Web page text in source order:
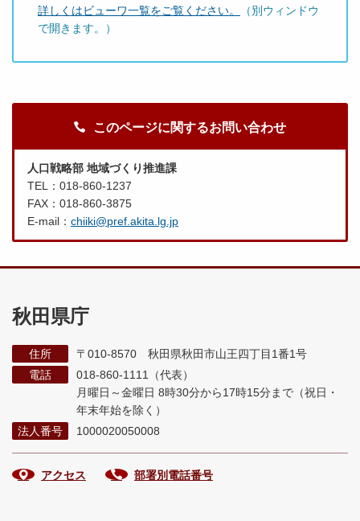
詳しくはビューワ一覧をご覧ください。
（別ウィンドウ
で開きます。）
このページに関するお問い合わせ
人口戦略部 地域づくり推進課
TEL：018-860-1237
FAX：018-860-3875
E-mail： chiiki@pref.akita.lg.jp
秋田県庁
住所
〒010-8570 秋田県秋田市山王四丁目1番1号
電話
018-860-1111（代表）
月曜日～金曜日 8時30分から17時15分まで （祝日・
年末年始を除く）
法人番号
1000020050008
アクセス 部署別電話番号